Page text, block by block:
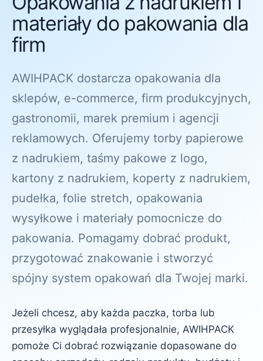
materiały do pakowania dla
firm
AWIHPACK dostarcza opakowania dla
sklepów, e-commerce, firm produkcyjnych,
gastronomii, marek premium i agencji
reklamowych. Oferujemy torby papierowe
z nadrukiem, taśmy pakowe z logo,
kartony z nadrukiem, koperty z nadrukiem,
pudełka, folie stretch, opakowania
wysyłkowe i materiały pomocnicze do
pakowania. Pomagamy dobrać produkt,
przygotować znakowanie i stworzyć
spójny system opakowań dla Twojej marki.
Jeżeli chcesz, aby każda paczka, torba lub
przesyłka wyglądała profesjonalnie, AWIHPACK
pomoże Ci dobrać rozwiązanie dopasowane do